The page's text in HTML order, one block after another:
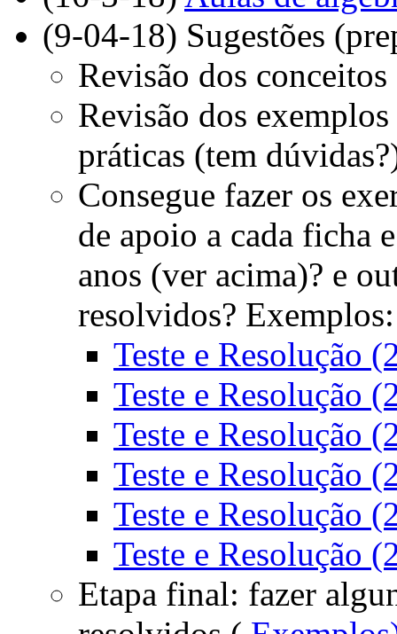
(9-04-18) Sugestões
Revisão dos
Revisão dos
práticas (tem
Consegue fazer os
de apoio a cada ficha
anos (ver acima)? e
resolvidos? Exemplos:
Teste e Resolução
Teste e Resolução
Teste e Resolução
Teste e Resolução
Teste e Resolução
Teste e Resolução
Etapa final: fazer